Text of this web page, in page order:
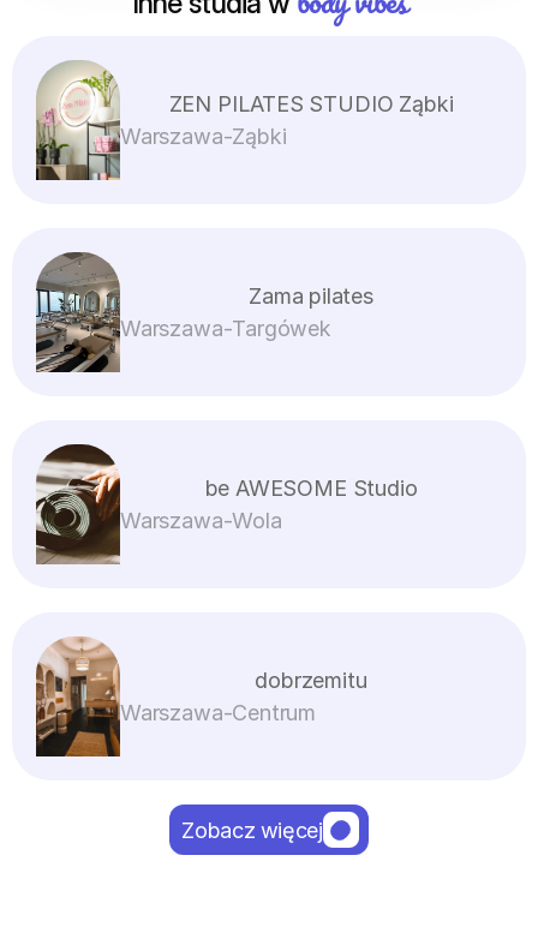
ZEN PILATES STUDIO Ząbki
Ząbki
Warszawa-
Zama pilates
Targówek
Warszawa-
be AWESOME Studio
Wola
Warszawa-
dobrzemitu
Centrum
Warszawa-
Zobacz więcej